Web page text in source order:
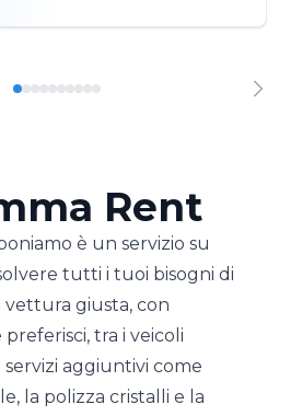
Rent
è un servizio su
tutti i tuoi bisogni di
vettura giusta, con
preferisci, tra i veicoli
servizi aggiuntivi come
la polizza cristalli e la